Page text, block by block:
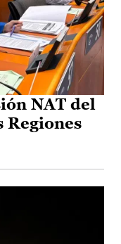
NAT del
Regiones